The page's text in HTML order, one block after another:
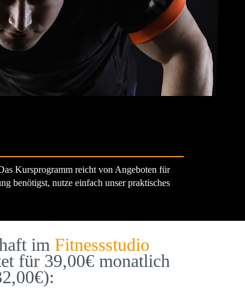
Kursprogramm reicht von Angeboten für
benötigst, nutze einfach unser praktisches
im Fitnessstudio
für 39,00€ monatlich